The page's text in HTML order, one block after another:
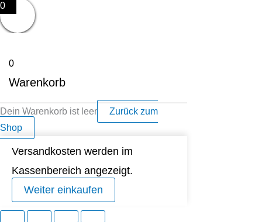
0
0
Warenkorb
Dein Warenkorb ist leer
Zurück zum
Shop
Versandkosten werden im
Kassenbereich angezeigt.
Weiter einkaufen